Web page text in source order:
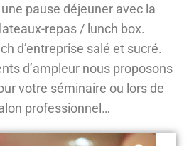
pause déjeuner avec la
repas / lunch box.
d’entreprise salé et sucré.
d’ampleur nous proposons
votre séminaire ou lors de
professionnel…